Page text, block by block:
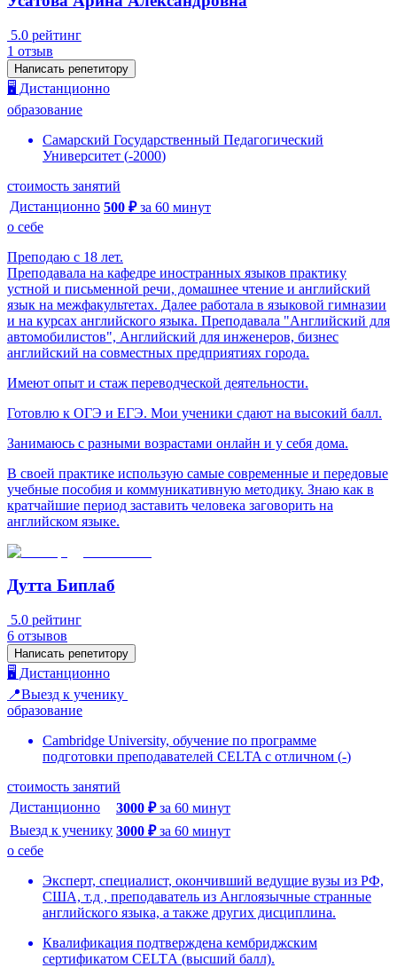
5.0 рейтинг
1 отзыв
Написать репетитору
🖥️ Дистанционно
образование
Самарский Государственный Педагогический
Университет (-2000)
стоимость занятий
Дистанционно 500 ₽ за 60 минут
о себе
Преподаю с 18 лет.
Преподавала на кафедре иностранных языков практику
устной и письменной речи, домашнее чтение и английский
язык на межфакультетах. Далее работала в языковой гимназии
и на курсах английского языка. Преподавала "Английский для
автомобилистов", Английский для инженеров, бизнес
английский на совместных предприятиях города.
Имеют опыт и стаж переводческой деятельности.
Готовлю к ОГЭ и ЕГЭ. Мои ученики сдают на высокий балл.
Занимаюсь с разными возрастами онлайн и у себя дома.
В своей практике использую самые современные и передовые
учебные пособия и коммуникативную методику. Знаю как в
кратчайшие период заставить человека заговорить на
английском языке.
Дутта Биплаб
5.0 рейтинг
6 отзывов
Написать репетитору
🖥️ Дистанционно
📍Выезд к ученику
образование
Cambridge University, обучение по программе
подготовки преподавателей CELTA с отличном (-)
стоимость занятий
Дистанционно
3000 ₽ за 60 минут
Выезд к ученику 3000 ₽ за 60 минут
о себе
Эксперт, специалист, окончивший ведущие вузы из РФ,
США, т.д , преподаватель из Англоязычные странные
английского языка, а также других дисциплина.
Квалификaция подтверждена кембриджским
сертификатом CЕLTА (высший балл).